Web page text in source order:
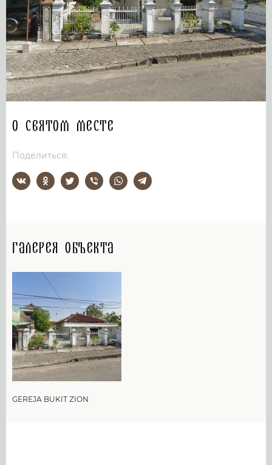
О святом месте
Поделиться:
Галерея объекта
GEREJA BUKIT ZION